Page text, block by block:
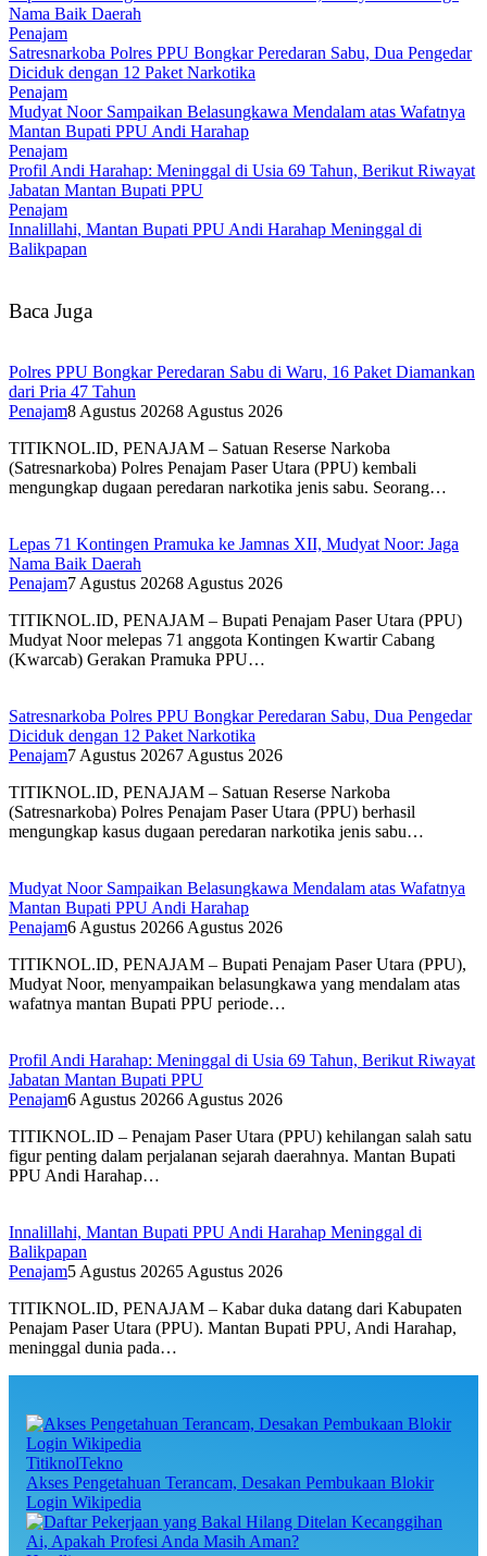
Nama Baik Daerah
Penajam
Satresnarkoba Polres PPU Bongkar Peredaran Sabu, Dua Pengedar
Diciduk dengan 12 Paket Narkotika
Penajam
Mudyat Noor Sampaikan Belasungkawa Mendalam atas Wafatnya
Mantan Bupati PPU Andi Harahap
Penajam
Profil Andi Harahap: Meninggal di Usia 69 Tahun, Berikut Riwayat
Jabatan Mantan Bupati PPU
Penajam
Innalillahi, Mantan Bupati PPU Andi Harahap Meninggal di
Balikpapan
Baca Juga
Polres PPU Bongkar Peredaran Sabu di Waru, 16 Paket Diamankan
dari Pria 47 Tahun
Penajam8 Agustus 20268 Agustus 2026
TITIKNOL.ID, PENAJAM – Satuan Reserse Narkoba
(Satresnarkoba) Polres Penajam Paser Utara (PPU) kembali
mengungkap dugaan peredaran narkotika jenis sabu. Seorang…
Lepas 71 Kontingen Pramuka ke Jamnas XII, Mudyat Noor: Jaga
Nama Baik Daerah
Penajam7 Agustus 20268 Agustus 2026
TITIKNOL.ID, PENAJAM – Bupati Penajam Paser Utara (PPU)
Mudyat Noor melepas 71 anggota Kontingen Kwartir Cabang
(Kwarcab) Gerakan Pramuka PPU…
Satresnarkoba Polres PPU Bongkar Peredaran Sabu, Dua Pengedar
Diciduk dengan 12 Paket Narkotika
Penajam7 Agustus 20267 Agustus 2026
TITIKNOL.ID, PENAJAM – Satuan Reserse Narkoba
(Satresnarkoba) Polres Penajam Paser Utara (PPU) berhasil
mengungkap kasus dugaan peredaran narkotika jenis sabu…
Mudyat Noor Sampaikan Belasungkawa Mendalam atas Wafatnya
Mantan Bupati PPU Andi Harahap
Penajam6 Agustus 20266 Agustus 2026
TITIKNOL.ID, PENAJAM – Bupati Penajam Paser Utara (PPU),
Mudyat Noor, menyampaikan belasungkawa yang mendalam atas
wafatnya mantan Bupati PPU periode…
Profil Andi Harahap: Meninggal di Usia 69 Tahun, Berikut Riwayat
Jabatan Mantan Bupati PPU
Penajam6 Agustus 20266 Agustus 2026
TITIKNOL.ID – Penajam Paser Utara (PPU) kehilangan salah satu
figur penting dalam perjalanan sejarah daerahnya. Mantan Bupati
PPU Andi Harahap…
Innalillahi, Mantan Bupati PPU Andi Harahap Meninggal di
Balikpapan
Penajam5 Agustus 20265 Agustus 2026
TITIKNOL.ID, PENAJAM – Kabar duka datang dari Kabupaten
Penajam Paser Utara (PPU). Mantan Bupati PPU, Andi Harahap,
meninggal dunia pada…
TitiknolTekno
Akses Pengetahuan Terancam, Desakan Pembukaan Blokir
Login Wikipedia